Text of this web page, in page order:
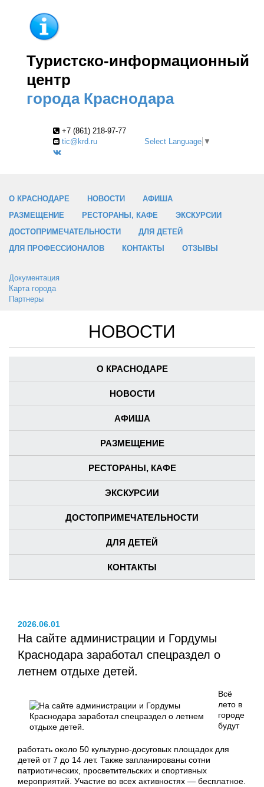
Туристско-информационный
центр
города Краснодара
+7 (861) 218-97-77
tic@krd.ru
Select Language ▼
О КРАСНОДАРЕ НОВОСТИ
АФИША
РАЗМЕЩЕНИЕ
РЕСТОРАНЫ, КАФЕ
ЭКСКУРСИИ
ДОСТОПРИМЕЧАТЕЛЬНОСТИ
ДЛЯ ДЕТЕЙ
ДЛЯ ПРОФЕССИОНАЛОВ
КОНТАКТЫ ОТЗЫВЫ
Документация
Карта города
Партнеры
НОВОСТИ
О КРАСНОДАРЕ
НОВОСТИ
АФИША
РАЗМЕЩЕНИЕ
РЕСТОРАНЫ, КАФЕ
ЭКСКУРСИИ
ДОСТОПРИМЕЧАТЕЛЬНОСТИ
ДЛЯ ДЕТЕЙ
КОНТАКТЫ
2026.06.01
На сайте администрации и Гордумы
Краснодара заработал спецраздел о
летнем отдыхе детей.
Всё
лето в
городе
будут
работать около 50 культурно-досуговых площадок для
детей от 7 до 14 лет. Также запланированы сотни
патриотических, просветительских и спортивных
мероприятий. Участие во всех активностях — бесплатное.